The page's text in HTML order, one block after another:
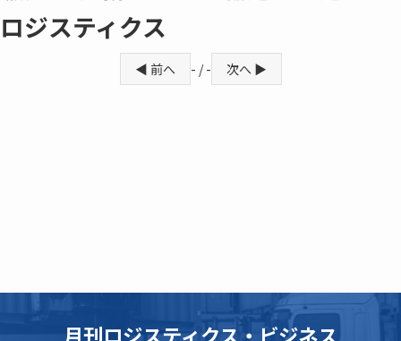
ロジスティクス
◀ 前へ - / - 次へ ▶
月刊ロジスティクス・ビジネス